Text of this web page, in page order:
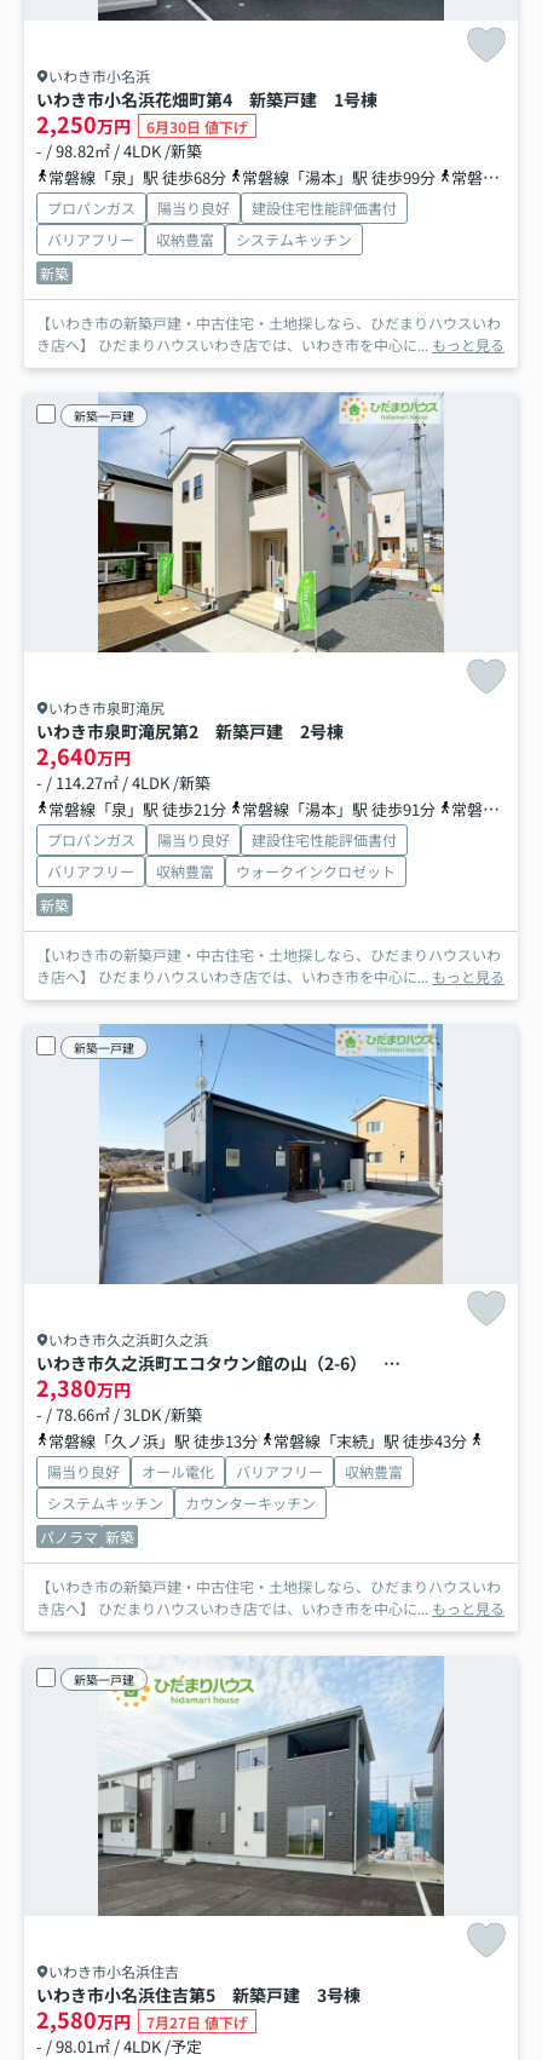
いわき市小名浜
いわき市小名浜花畑町第4 新築戸建 1号棟
2,250万円 6月30日 値下げ
- / 98.82㎡ / 4LDK /新築
常磐線「泉」駅 徒歩68分
常磐線「湯本」駅 徒歩99分 常磐線「内郷」駅 徒歩99分
プロパンガス 陽当り良好
建設住宅性能評価書付
バリアフリー
収納豊富
システムキッチン
新築
【いわき市の新築戸建・中古住宅・土地探しなら、ひだまりハウスいわ
き店へ】 ひだまりハウスいわき店では、いわき市を中心に... もっと見る
新築一戸建
いわき市泉町滝尻
いわき市泉町滝尻第2 新築戸建 2号棟
2,640万円
- / 114.27㎡ / 4LDK /新築
常磐線「泉」駅 徒歩21分
常磐線「湯本」駅 徒歩91分 常磐線「植田」駅 徒歩99分
プロパンガス 陽当り良好
建設住宅性能評価書付
バリアフリー
収納豊富
ウォークインクロゼット
新築
【いわき市の新築戸建・中古住宅・土地探しなら、ひだまりハウスいわ
き店へ】 ひだまりハウスいわき店では、いわき市を中心に... もっと見る
新築一戸建
いわき市久之浜町久之浜
いわき市久之浜町エコタウン館の山（2-6） 新築未入居
2,380万円
- / 78.66㎡ / 3LDK /新築
常磐線「久ノ浜」駅 徒歩13分
常磐線「末続」駅 徒歩43分
陽当り良好 オール電化 バリアフリー
収納豊富
システムキッチン
カウンターキッチン
パノラマ 新築
【いわき市の新築戸建・中古住宅・土地探しなら、ひだまりハウスいわ
き店へ】 ひだまりハウスいわき店では、いわき市を中心に... もっと見る
新築一戸建
いわき市小名浜住吉
いわき市小名浜住吉第5 新築戸建 3号棟
2,580万円 7月27日 値下げ
- / 98.01㎡ / 4LDK /予定